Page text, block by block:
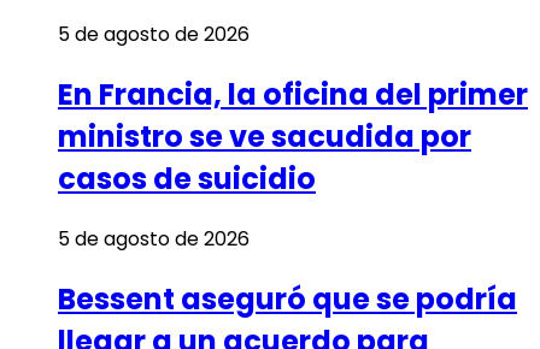
5 de agosto de 2026
En Francia, la oficina del primer
ministro se ve sacudida por
casos de suicidio
5 de agosto de 2026
Bessent aseguró que se podría